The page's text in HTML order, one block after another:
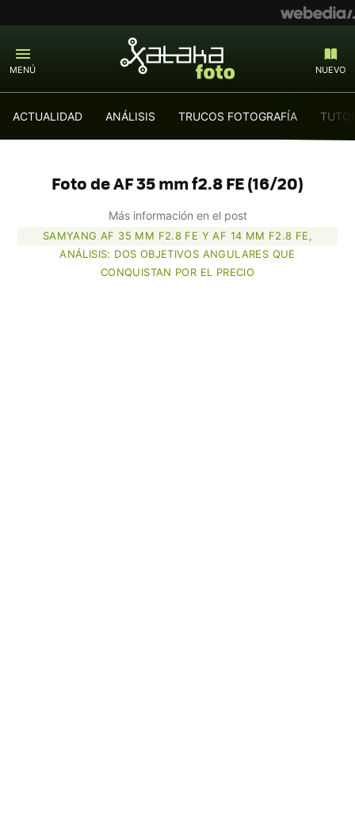
MENÚ NUEVO
ACTUALIDAD ANÁLISIS TRUCOS FOTOGRAFÍA
Foto de AF 35 mm f2.8 FE (16/20)
Más información en el post
SAMYANG AF 35 MM F2.8 FE Y AF 14 MM F2.8 FE,
ANÁLISIS: DOS OBJETIVOS ANGULARES QUE
CONQUISTAN POR EL PRECIO